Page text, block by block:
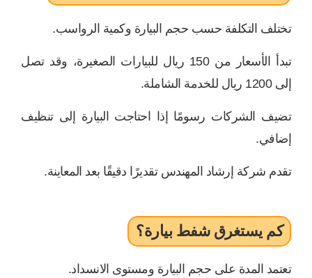
تختلف التكلفة حسب حجم البيارة وكمية الرواسب.
تبدأ الأسعار من 150 ريال للبيارات الصغيرة، وقد تصل
إلى 1200 ريال للخدمة الشاملة.
تضيف الشركات رسومًا إذا احتاجت البيارة إلى تنظيف
إضافي.
تقدم شركة إرشاد المهندس تقديرًا دقيقًا بعد المعاينة.
كم يستغرق شفط بيارة؟
تعتمد المدة على حجم البيارة ومستوى الانسداد.